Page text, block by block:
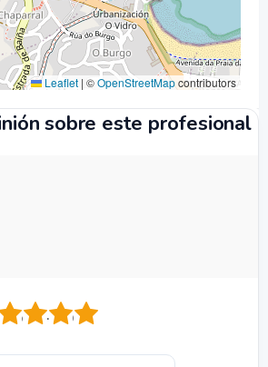
Leaflet | ©OpenStreetMapcontributors
sobre este profesional
5
4
3